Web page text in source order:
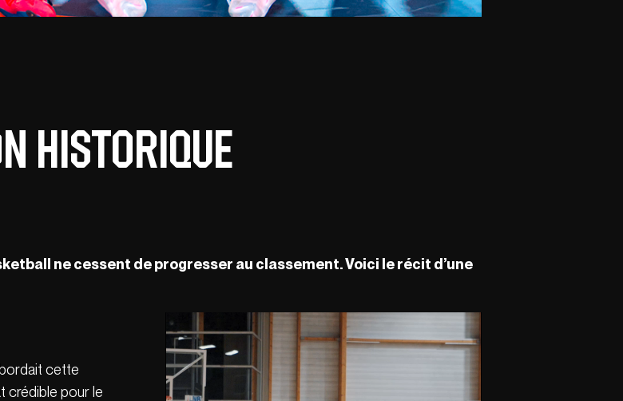
historique
ne cessent de progresser au classement. Voici le récit d’une
cette
crédible pour le